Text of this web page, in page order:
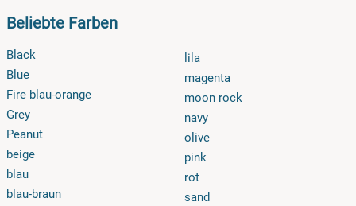
Beliebte Farben
Black
Blue
Fire blau-orange
Grey
Peanut
beige
blau
blau-braun
lila
magenta
moon rock
navy
olive
pink
rot
sand